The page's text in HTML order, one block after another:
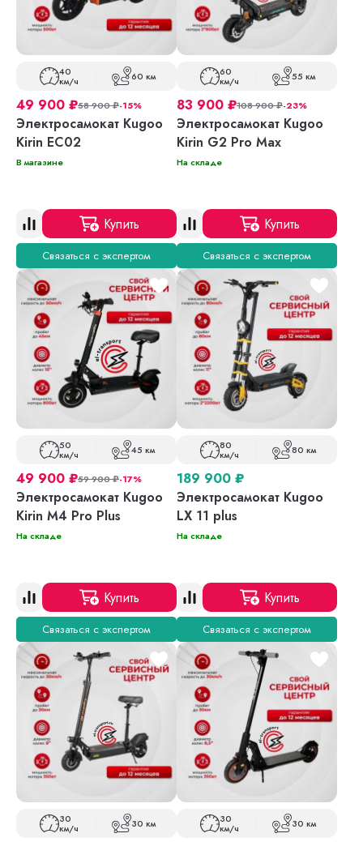
40
км/ч 60 км
49 900 ₽58 900₽-15%
Электросамокат Kugoo
Kirin EC02
В магазине
Купить
Связаться с экспертом
60
км/ч 55 км
83 900 ₽108 900₽-23%
Электросамокат Kugoo
Kirin G2 Pro Max
На складе
Купить
Связаться с экспертом
50
км/ч 45 км
49 900 ₽59 900₽-17%
Электросамокат Kugoo
Kirin M4 Pro Plus
На складе
Купить
Связаться с экспертом
80
км/ч 80 км
189 900 ₽
Электросамокат Kugoo
LX 11 plus
На складе
Купить
Связаться с экспертом
30
км/ч 30 км 30
км/ч 30 км